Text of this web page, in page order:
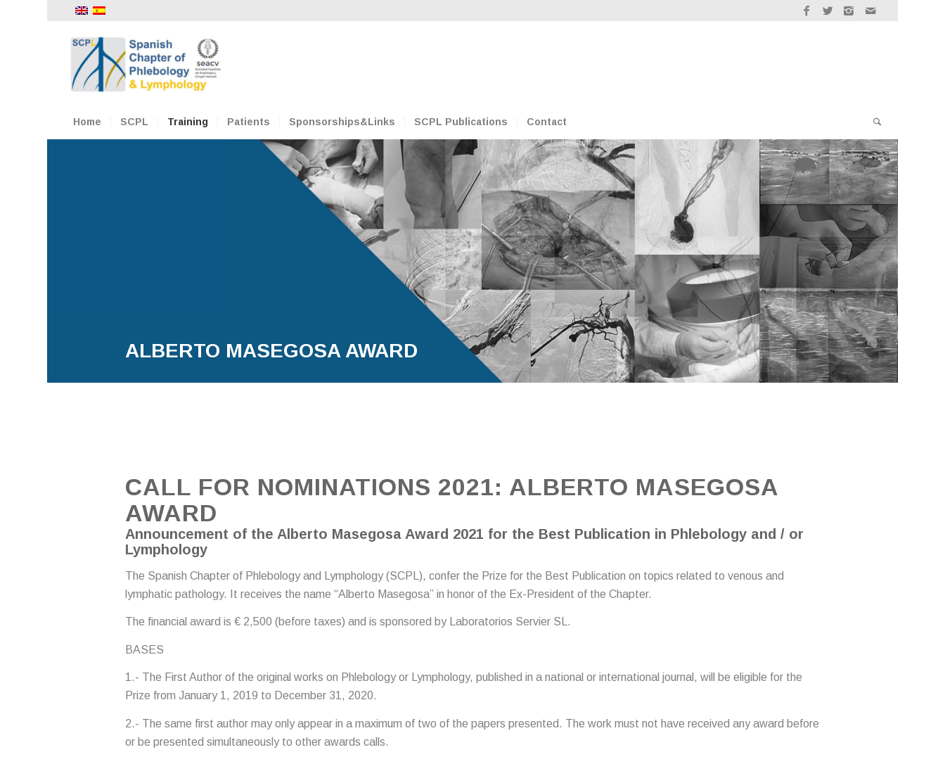
Home SCPL Training Patients Sponsorships&Links SCPL Publications Contact
ALBERTO MASEGOSA AWARD
CALL FOR NOMINATIONS 2021: ALBERTO MASEGOSA
AWARD
Announcement of the Alberto Masegosa Award 2021 for the Best Publication in Phlebology and / or
Lymphology
The Spanish Chapter of Phlebology and Lymphology (SCPL), confer the Prize for the Best Publication on topics related to venous and
lymphatic pathology. It receives the name “Alberto Masegosa” in honor of the Ex-President of the Chapter.
The financial award is € 2,500 (before taxes) and is sponsored by Laboratorios Servier SL.
BASES
1.- The First Author of the original works on Phlebology or Lymphology, published in a national or international journal, will be eligible for the
Prize from January 1, 2019 to December 31, 2020.
2.- The same first author may only appear in a maximum of two of the papers presented. The work must not have received any award before
or be presented simultaneously to other awards calls.